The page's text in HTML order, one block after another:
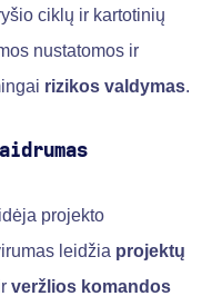
ciklų ir kartotinių
nustatomos ir
rizikos valdymas.
projekto
leidžia projektų
veržlios komandos